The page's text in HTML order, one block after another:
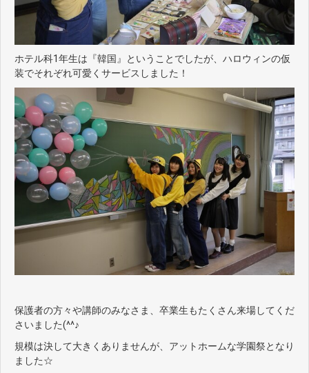
ホテル科1年生は『韓国』ということでしたが、ハロウィンの仮
装でそれぞれ可愛くサービスしました！
保護者の方々や講師のみなさま、卒業生もたくさん来場してくだ
さいました(^^♪
規模は決して大きくありませんが、アットホームな学園祭となり
ました☆